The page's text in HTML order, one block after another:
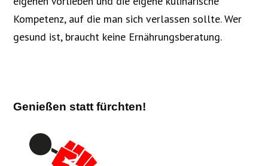
Kompetenz, auf die man sich verlassen sollte. Wer
gesund ist, braucht keine Ernährungsberatung.
Genießen statt fürchten!